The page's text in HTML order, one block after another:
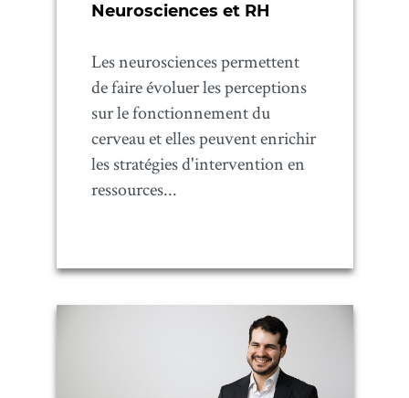
Neurosciences et RH
Les neurosciences permettent
de faire évoluer les perceptions
sur le fonctionnement du
cerveau et elles peuvent enrichir
les stratégies d'intervention en
ressources...